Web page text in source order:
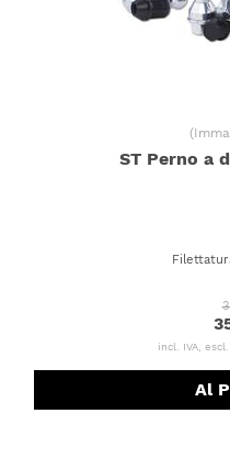
(
ST Perno a
incl. IVA, escl.
Al